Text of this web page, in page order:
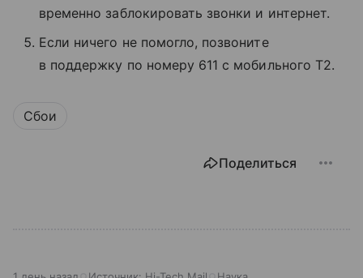
временно заблокировать звонки и интернет.
Если ничего не помогло, позвоните
в поддержку по номеру 611 с мобильного T2.
Сбои
Поделиться